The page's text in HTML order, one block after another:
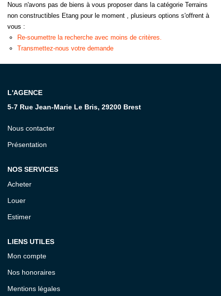
ESTIMER
GERER
CONTACT
Budget max Plus de critères
Nous n'avons pas de biens à vous proposer dans la catégorie Terrains
non constructibles Etang pour le moment , plusieurs options s'offrent à
vous :
Re-soumettre la recherche avec moins de critères.
Transmettez-nous votre demande
L'AGENCE
5-7 Rue Jean-Marie Le Bris, 29200 Brest
Nous contacter
Présentation
NOS SERVICES
Acheter
Louer
Estimer
LIENS UTILES
Mon compte
Nos honoraires
Mentions légales